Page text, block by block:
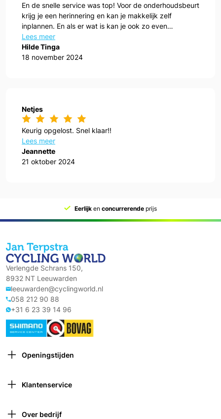
En de snelle service was top! Voor de onderhoudsbeurt
krijg je een herinnering en kan je makkelijk zelf
inplannen. En als er wat is kan je ook zo even
aanwippen!
Lees meer
Hilde Tinga
18 november 2024
Netjes
Keurig opgelost. Snel klaar!!
Lees meer
Jeannette
21 oktober 2024
Eerlijk en concurrerende prijs
Verlengde Schrans 150,
8932 NT Leeuwarden
leeuwarden@cyclingworld.nl
058 212 90 88
+31 6 23 39 14 96
Openingstijden
Dinsdag: 9:00 – 18:00
gesloten om 18:00)
Klantenservice
Verzekeringen
Over bedrijf